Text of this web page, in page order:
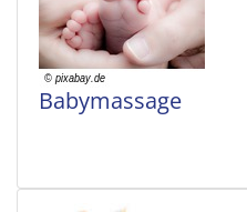
Babymassage